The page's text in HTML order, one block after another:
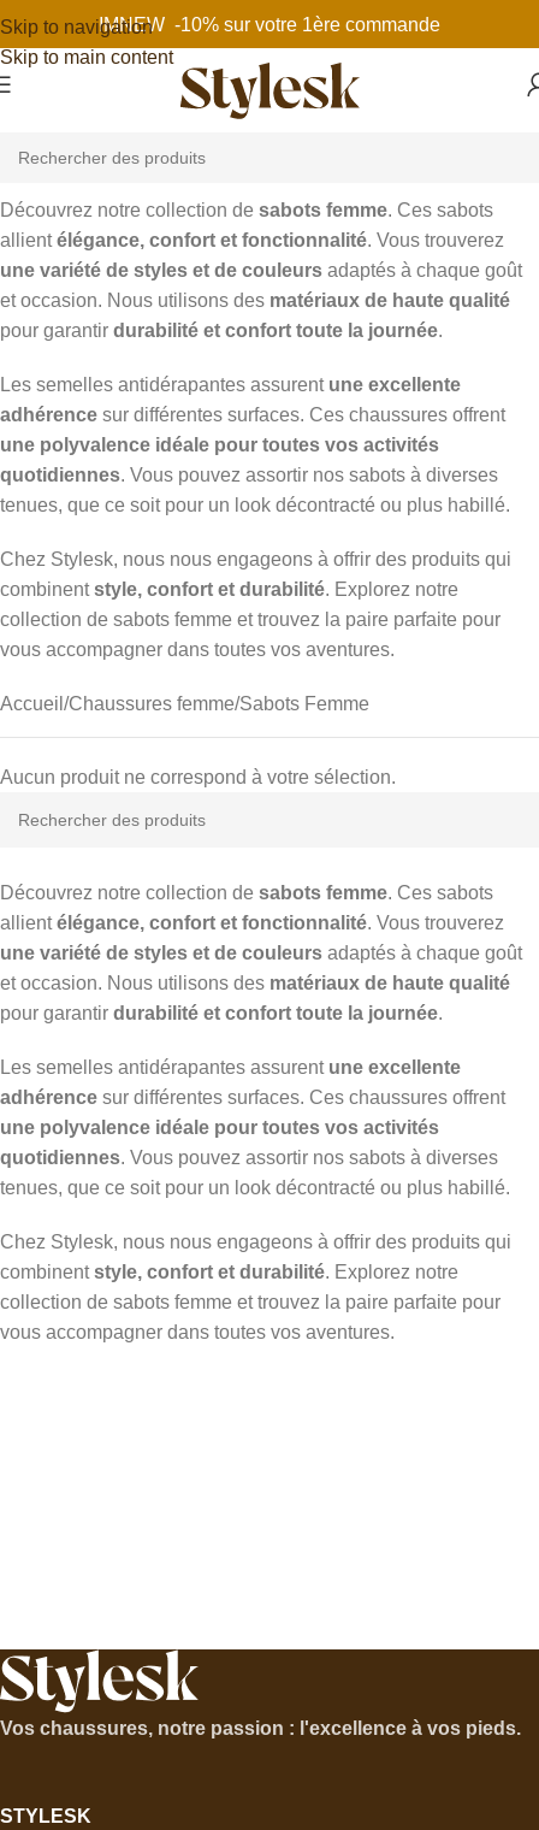
Skip to navigation
Skip to main content
IMNEW -10% sur votre 1ère commande
Découvrez notre collection de sabots femme. Ces sabots
allientélégance, confort et fonctionnalité. Vous trouverez
une variété de styles et de couleurs adaptés à chaque goût
et occasion. Nous utilisons des matériaux de haute qualité
pour garantir durabilité et confort toute la journée.
Les semelles antidérapantes assurent une excellente
adhérence sur différentes surfaces. Ces chaussures offrent
une polyvalence idéale pour toutes vos activités
quotidiennes. Vous pouvez assortir nos sabots à diverses
tenues, que ce soit pour un look décontracté ou plus habillé.
Chez Stylesk, nous nous engageons à offrir des produits qui
combinentstyle, confort et durabilité. Explorez notre
collection de sabots femme et trouvez la paire parfaite pour
vous accompagner dans toutes vos aventures.
Accueil Chaussures femme Sabots Femme
Aucun produit ne correspond à votre sélection.
Découvrez notre collection de sabots femme. Ces sabots
allientélégance, confort et fonctionnalité. Vous trouverez
une variété de styles et de couleurs adaptés à chaque goût
et occasion. Nous utilisons des matériaux de haute qualité
pour garantir durabilité et confort toute la journée.
Les semelles antidérapantes assurent une excellente
adhérence sur différentes surfaces. Ces chaussures offrent
une polyvalence idéale pour toutes vos activités
quotidiennes. Vous pouvez assortir nos sabots à diverses
tenues, que ce soit pour un look décontracté ou plus habillé.
Chez Stylesk, nous nous engageons à offrir des produits qui
combinentstyle, confort et durabilité. Explorez notre
collection de sabots femme et trouvez la paire parfaite pour
vous accompagner dans toutes vos aventures.
Vos chaussures, notre passion : l'excellence à vos pieds.
STYLESK